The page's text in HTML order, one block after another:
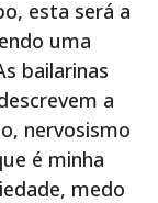
esta será a
uma
bailarinas
a
nervosismo
é minha
medo